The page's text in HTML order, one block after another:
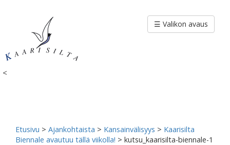
<
☰ Valikon avaus
Etusivu > Ajankohtaista > Kansainvälisyys > Kaarisilta
Biennale avautuu tällä viikolla! > kutsu_kaarisilta-biennale-1